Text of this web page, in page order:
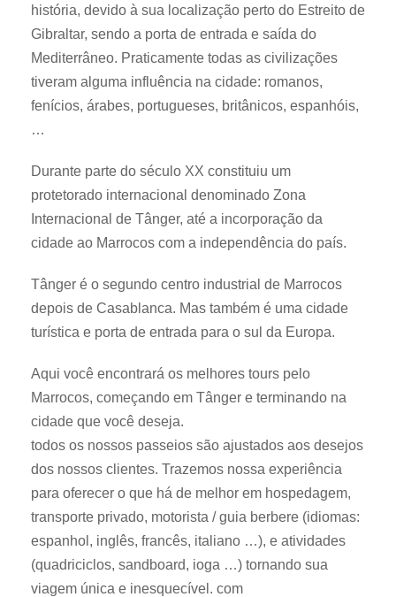
história, devido à sua localização perto do Estreito de
Gibraltar, sendo a porta de entrada e saída do
Mediterrâneo. Praticamente todas as civilizações
tiveram alguma influência na cidade: romanos,
fenícios, árabes, portugueses, britânicos, espanhóis,
…
Durante parte do século XX constituiu um
protetorado internacional denominado Zona
Internacional de Tânger, até a incorporação da
cidade ao Marrocos com a independência do país.
Tânger é o segundo centro industrial de Marrocos
depois de Casablanca. Mas também é uma cidade
turística e porta de entrada para o sul da Europa.
Aqui você encontrará os melhores tours pelo
Marrocos, começando em Tânger e terminando na
cidade que você deseja.
todos os nossos passeios são ajustados aos desejos
dos nossos clientes. Trazemos nossa experiência
para oferecer o que há de melhor em hospedagem,
transporte privado, motorista / guia berbere (idiomas:
espanhol, inglês, francês, italiano …), e atividades
(quadriciclos, sandboard, ioga …) tornando sua
viagem única e inesquecível. com